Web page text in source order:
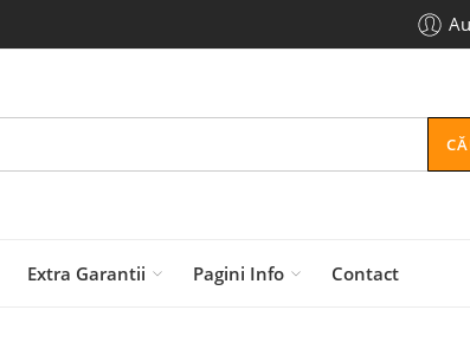
Extra Garantii Pagini Info Contact